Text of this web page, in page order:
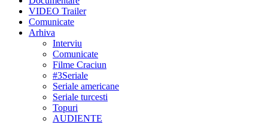
VIDEO Trailer
Comunicate
Arhiva
Interviu
Comunicate
Filme Craciun
#3Seriale
Seriale americane
Seriale turcesti
Topuri
AUDIENTE